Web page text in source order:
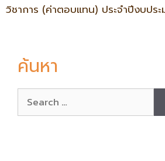
วิชาการ (ค่าตอบแทน) ประจำปีงบปร
ค้นหา